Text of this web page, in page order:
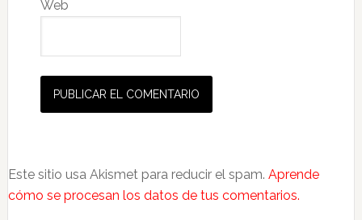
Web
Este sitio usa Akismet para reducir el spam. Aprende
cómo se procesan los datos de tus comentarios.